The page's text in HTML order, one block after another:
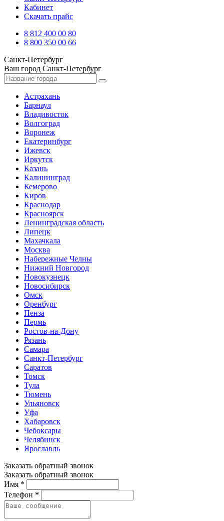
Кабинет
Скачать прайс
8 812 400 00 80
8 800 350 00 66
Санкт-Петербург
Ваш город Санкт-Петербург
Астрахань
Барнаул
Владивосток
Волгоград
Воронеж
Екатеринбург
Ижевск
Иркутск
Казань
Калининград
Кемерово
Киров
Краснодар
Красноярск
Ленинградская область
Липецк
Махачкала
Москва
Набережные Челны
Нижний Новгород
Новокузнецк
Новосибирск
Омск
Оренбург
Пенза
Пермь
Ростов-на-Дону
Рязань
Самара
Санкт-Петербург
Саратов
Томск
Тула
Тюмень
Ульяновск
Уфа
Хабаровск
Чебоксары
Челябинск
Ярославль
Заказать обратный звонок
Заказать обратный звонок
Имя *
Телефон *